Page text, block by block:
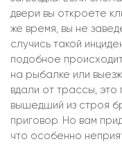
двери вы откроете
же время, вы не
случись такой
подобное
на рыбалке или
вдали от трассы,
вышедший из строя
приговор. Но вам
что особенно